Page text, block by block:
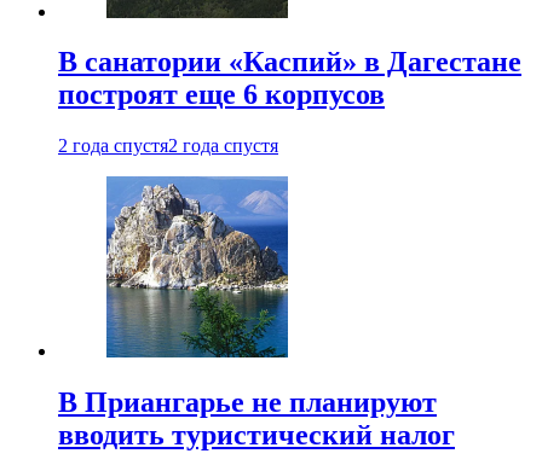
В санатории «Каспий» в Дагестане
построят еще 6 корпусов
2 года спустя2 года спустя
В Приангарье не планируют
вводить туристический налог